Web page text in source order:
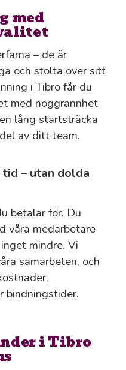
med
– de är
och stolta över sitt
i Tibro får du
med noggrannhet
lång startsträcka
av ditt team.
– utan dolda
betalar för. Du
våra medarbetare
mindre. Vi
samarbeten, och
bindningstider.
i Tibro